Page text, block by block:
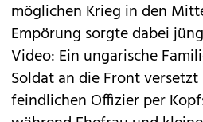
möglichen Krieg in den
Empörung sorgte dabei
Video: Ein ungarische
Soldat an die Front
feindlichen Offizier per